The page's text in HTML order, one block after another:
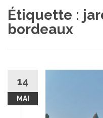
Étiquette :
bordeaux
14
MAI